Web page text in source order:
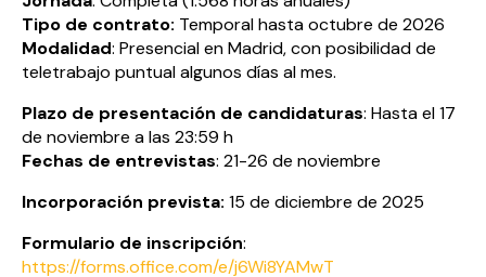
Tipo de contrato: Temporal hasta octubre de 2026
Modalidad: Presencial en Madrid, con posibilidad de
teletrabajo puntual algunos días al mes.
Plazo de presentación de candidaturas: Hasta el 17
de noviembre a las 23:59 h
Fechas de entrevistas: 21-26 de noviembre
Incorporación prevista: 15 de diciembre de 2025
Formulario de inscripción:
https://forms.office.com/e/j6Wi8YAMwT